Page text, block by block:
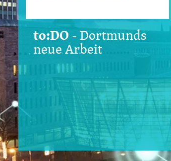
to:DO -Dortmunds
neue Arbeit